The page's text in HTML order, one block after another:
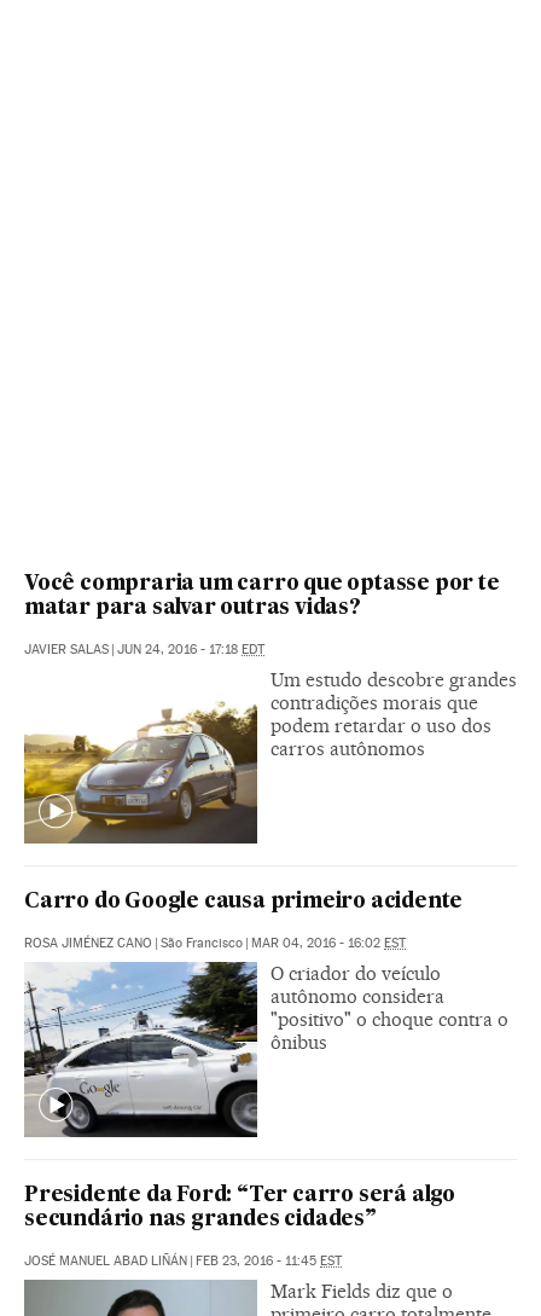
Você compraria um carro que optasse por te
matar para salvar outras vidas?
JAVIER SALAS | JUN 24, 2016 - 17:18 EDT
Um estudo descobre grandes
contradições morais que
podem retardar o uso dos
carros autônomos
Carro do Google causa primeiro acidente
ROSA JIMÉNEZ CANO | São Francisco | MAR 04, 2016 - 16:02 EST
O criador do veículo
autônomo considera
"positivo" o choque contra o
ônibus
Presidente da Ford: “Ter carro será algo
secundário nas grandes cidades”
JOSÉ MANUEL ABAD LIÑÁN | FEB 23, 2016 - 11:45 EST
Mark Fields diz que o